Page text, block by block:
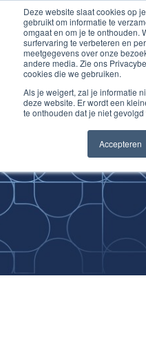
Deze website slaat cookies op
gebruikt om informatie te
omgaat en om je te onthouden.
surfervaring te verbeteren en
meetgegevens over onze
andere media. Zie ons
cookies die we gebruiken.
Als je weigert, zal je informatie
deze website. Er wordt een
te onthouden dat je niet
Accepteren
Ga
naar
de
inhoud
Improving
Medical